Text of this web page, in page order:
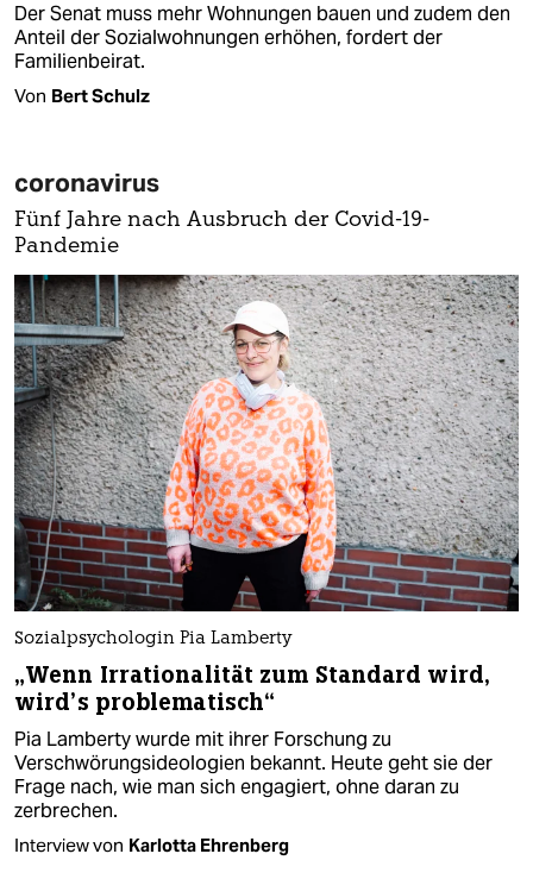
Der Senat muss mehr Wohnungen bauen und zudem den
Anteil der Sozialwohnungen erhöhen, fordert der
Familienbeirat.
Von Bert Schulz
coronavirus
Fünf Jahre nach Ausbruch der Covid-19-
Pandemie
Sozialpsychologin Pia Lamberty
„Wenn Irrationalität zum Standard wird,
wird’s problematisch“
Pia Lamberty wurde mit ihrer Forschung zu
Verschwörungsideologien bekannt. Heute geht sie der
Frage nach, wie man sich engagiert, ohne daran zu
zerbrechen.
Interview von Karlotta Ehrenberg